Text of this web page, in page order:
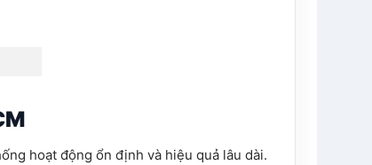
hoạt động ổn định và hiệu quả lâu dài.